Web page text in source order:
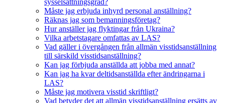
sysselsättningsgrad?
Måste jag erbjuda inhyrd personal anställning?
Räknas jag som bemanningsföretag?
Hur anställer jag flyktingar från Ukraina?
Vilka arbetstagare omfattas av LAS?
Vad gäller i övergången från allmän visstidsanställning
till särskild visstidsanställning?
Kan jag förbjuda anställda att jobba med annat?
Kan jag ha kvar deltidsanställda efter ändringarna i
LAS?
Måste jag motivera visstid skriftligt?
Vad betyder det att allmän visstidsanställning ersätts av